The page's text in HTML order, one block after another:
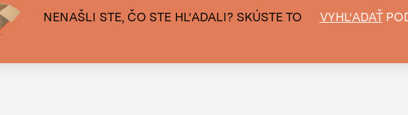
NENAŠLI STE, ČO STE HĽADALI? SKÚSTE TO VYHĽADAŤ